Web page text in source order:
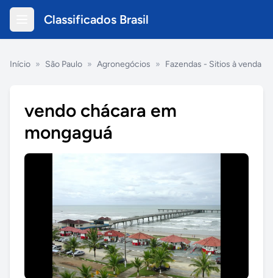
Classificados Brasil
Início » São Paulo » Agronegócios » Fazendas - Sitios à venda
vendo chácara em
mongaguá